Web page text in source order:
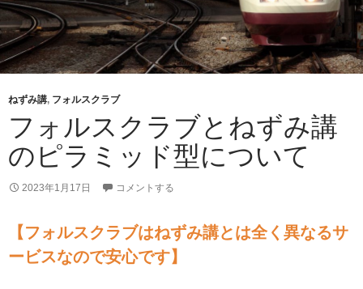
ねずみ講, フォルスクラブ
フォルスクラブとねずみ講
のピラミッド型について
2023年1月17日 コメントする
【フォルスクラブはねずみ講とは全く異なるサ
ービスなので安心です】